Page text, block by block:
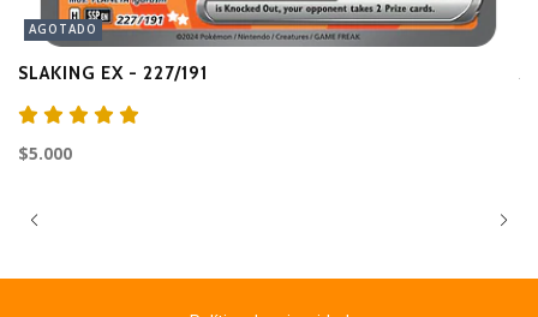
AGOTADO
SLAKING EX - 227/191
$5.000